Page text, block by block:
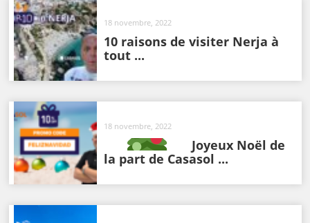
18 novembre, 2022
10 raisons de visiter Nerja à
tout ...
18 novembre, 2022
Joyeux Noël de
la part de Casasol ...